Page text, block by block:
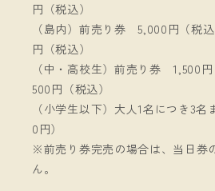
円（税込）
（島内）前売り券 5,000円（
円（税込）
（中・高校生）前売り券 1,500
500円（税込）
（小学生以下）大人1名につき3名
0円）
※前売り券完売の場合は、当日券
ん。